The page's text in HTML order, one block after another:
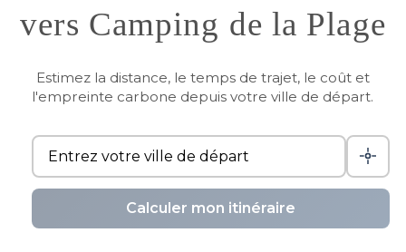
vers Camping de la Plage
Estimez la distance, le temps de trajet, le coût et
l'empreinte carbone depuis votre ville de départ.
Calculer mon itinéraire